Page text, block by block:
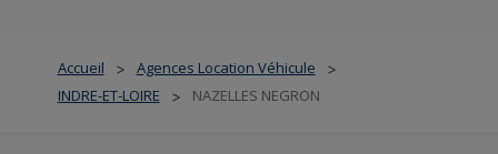
Accueil > Agences Location Véhicule >
INDRE-ET-LOIRE > NAZELLES NEGRON